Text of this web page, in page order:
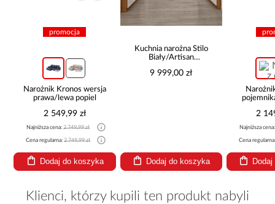
promocja
Narożnik Kronos wersja
prawa/lewa popiel
2 549,99 zł
Najniższa cena:2 749,99 zł
Cena regularna:2 749,99 zł
Dodaj do koszyka
Kuchnia narożna Stilo
Biały/Artisan
9 999,00 zł
Dodaj do koszyka
2
Najniższa
Cena
Klienci, którzy kupili ten produkt nabyli